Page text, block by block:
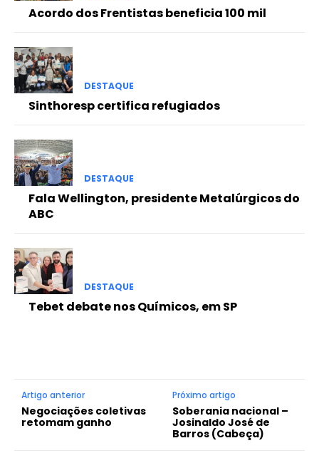
Acordo dos Frentistas beneficia 100 mil
DESTAQUE
Sinthoresp certifica refugiados
DESTAQUE
Fala Wellington, presidente Metalúrgicos do
ABC
DESTAQUE
Tebet debate nos Químicos, em SP
Artigo anterior
Negociações coletivas
retomam ganho
Próximo artigo
Soberania nacional –
Josinaldo José de
Barros (Cabeça)